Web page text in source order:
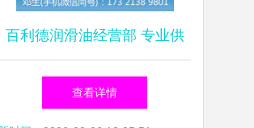
百利德润滑油经营部 专业供
应白矿油、黄矿油、不锈钢油
查看详情